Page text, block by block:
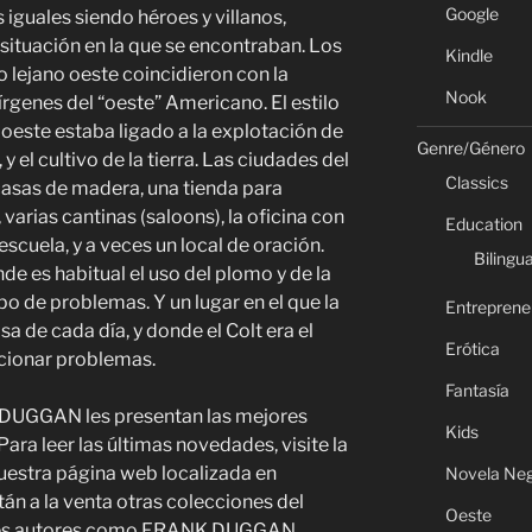
siendo héroes y villanos,
en la que se encontraban. Los
lejano oeste coincidieron con la
del “oeste” Americano. El estilo
estaba ligado a la explotación de
el cultivo de la tierra. Las ciudades del
de madera, una tienda para
cantinas (saloons), la oficina con
y a veces un local de oración.
es habitual el uso del plomo y de la
de problemas. Y un lugar en el que la
de cada día, y donde el Colt era el
problemas.
les presentan las mejores
leer las últimas novedades, visite la
página web localizada en
a la venta otras colecciones del
Google
Kindle
Nook
Genre/Género
Classics
Education
Erótica
Fantasía
Kids
Novela
Oeste